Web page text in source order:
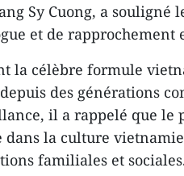
Sy Cuong, a
et de rapprochement
la célèbre formule
des générations
il a rappelé que le
dans la culture
familiales et